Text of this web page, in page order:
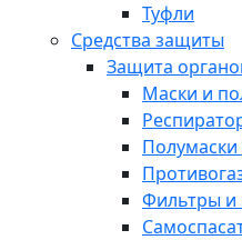
Туфли
Средства защиты
Защита
Маски и
Фильтры и